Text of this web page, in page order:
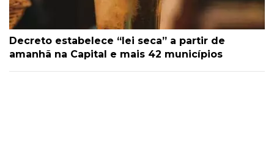
Decreto estabelece “lei seca” a partir de
amanhã na Capital e mais 42 municípios